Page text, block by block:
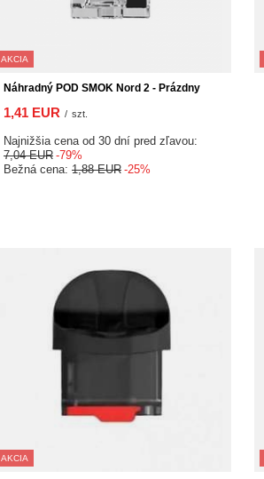
AKCIA
Náhradný POD SMOK Nord 2 - Prázdny
1,41 EUR / szt.
Najnižšia cena od 30 dní pred zľavou:
7,04 EUR -79%
Bežná cena: 1,88 EUR -25%
AKCIA